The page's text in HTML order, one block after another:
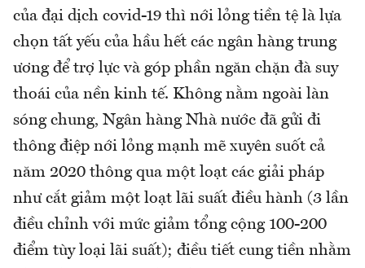
của đại dịch covid-19 thì nới lỏng tiền tệ là lựa
chọn tất yếu của hầu hết các ngân hàng trung
ương để trợ lực và góp phần ngăn chặn đà suy
thoái của nền kinh tế. Không nằm ngoài làn
sóng chung, Ngân hàng Nhà nước đã gửi đi
thông điệp nới lỏng mạnh mẽ xuyên suốt cả
năm 2020 thông qua một loạt các giải pháp
như cắt giảm một loạt lãi suất điều hành (3 lần
điều chỉnh với mức giảm tổng cộng 100-200
điểm tùy loại lãi suất); điều tiết cung tiền nhằm